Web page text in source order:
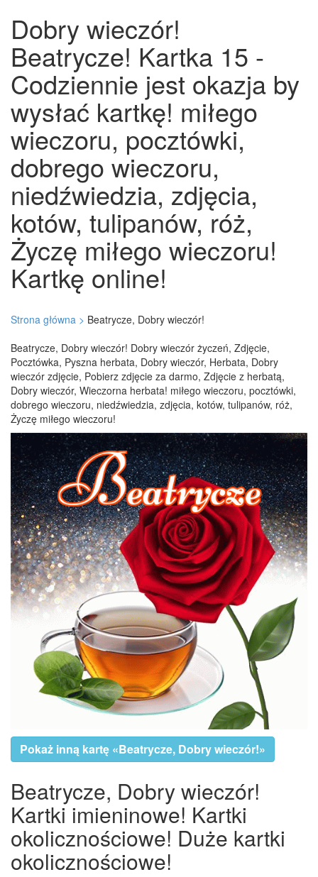
Dobry wieczór!
Beatrycze! Kartka 15 -
Codziennie jest okazja by
wysłać kartkę! miłego
wieczoru, pocztówki,
dobrego wieczoru,
niedźwiedzia, zdjęcia,
kotów, tulipanów, róż,
Życzę miłego wieczoru!
Kartkę online!
Strona główna > Beatrycze, Dobry wieczór!
Beatrycze, Dobry wieczór! Dobry wieczór życzeń, Zdjęcie,
Pocztówka, Pyszna herbata, Dobry wieczór, Herbata, Dobry
wieczór zdjęcie, Pobierz zdjęcie za darmo, Zdjęcie z herbatą,
Dobry wieczór, Wieczorna herbata! miłego wieczoru, pocztówki,
dobrego wieczoru, niedźwiedzia, zdjęcia, kotów, tulipanów, róż,
Życzę miłego wieczoru!
Pokaż inną kartę «Beatrycze, Dobry wieczór!»
Beatrycze, Dobry wieczór!
Kartki imieninowe! Kartki
okolicznościowe! Duże kartki
okolicznościowe!